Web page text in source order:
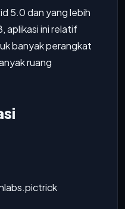
5.0 dan yang lebih
aplikasi ini relatif
banyak perangkat
ruang